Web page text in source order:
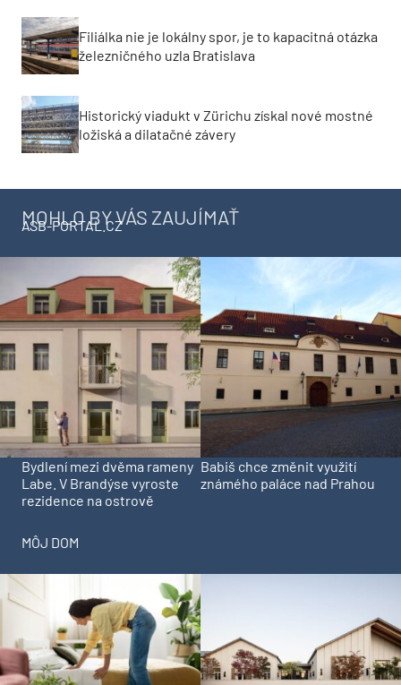
Filiálka nie je lokálny spor, je to kapacitná otázka
železničného uzla Bratislava
Historický viadukt v Zürichu získal nové mostné
ložiská a dilatačné závery
MOHLO BY VÁS ZAUJÍMAŤ
ASB-PORTAL.CZ
Bydlení mezi dvěma rameny
Labe. V Brandýse vyroste
rezidence na ostrově
Babiš chce změnit využití
známého paláce nad Prahou
MÔJ DOM